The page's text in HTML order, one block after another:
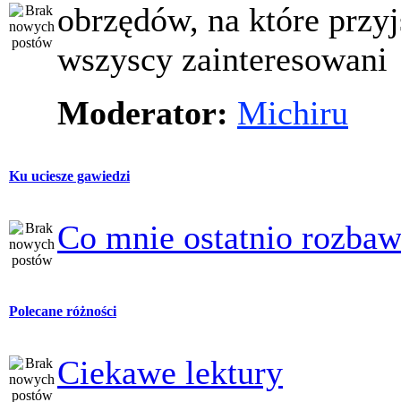
obrzędów, na które
wszyscy zainteresowani
Moderator: Michiru
Ku uciesze gawiedzi
Co mnie ostatnio
Polecane różności
Ciekawe lektury